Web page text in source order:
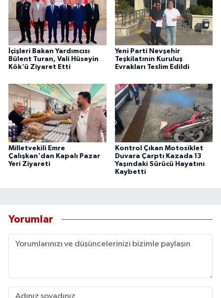
İçişleri Bakan Yardımcısı
Bülent Turan, Vali Hüseyin
Kök'ü Ziyaret Etti
Yeni Parti Nevşehir
Teşkilatının Kuruluş
Evrakları Teslim Edildi
Milletvekili Emre
Çalışkan'dan Kapalı Pazar
Yeri Ziyareti
Kontrol Çıkan Motosiklet
Duvara Çarptı Kazada 13
Yaşındaki Sürücü Hayatını
Kaybetti
Yorumlar